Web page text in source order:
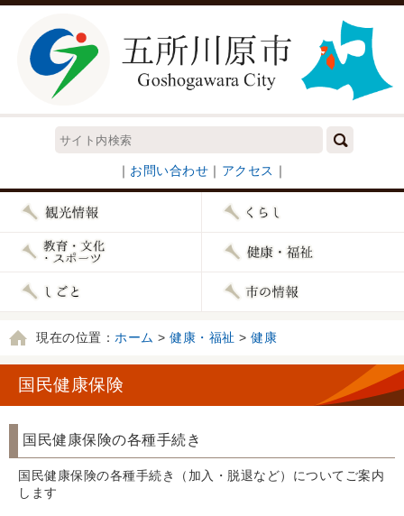
｜ お問い合わせ ｜ アクセス ｜
現在の位置： ホーム > 健康・福祉 > 健康
国民健康保険
国民健康保険の各種手続き
国民健康保険の各種手続き（加入・脱退など）についてご案内
します